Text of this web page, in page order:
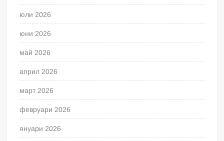
юли 2026
юни 2026
май 2026
април 2026
март 2026
февруари 2026
януари 2026